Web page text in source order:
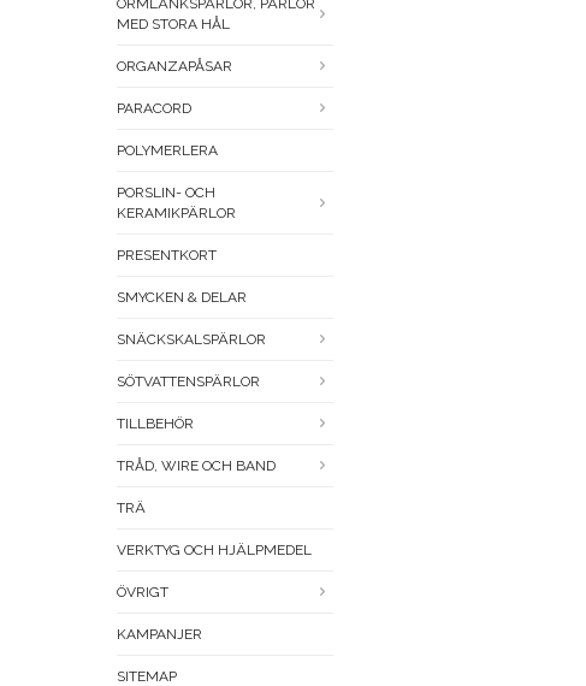
ORMLÄNKSPÄRLOR, PÄRLOR
MED STORA HÅL
ORGANZAPÅSAR
PARACORD
POLYMERLERA
PORSLIN- OCH
KERAMIKPÄRLOR
PRESENTKORT
SMYCKEN & DELAR
SNÄCKSKALSPÄRLOR
SÖTVATTENSPÄRLOR
TILLBEHÖR
TRÅD, WIRE OCH BAND
TRÄ
VERKTYG OCH HJÄLPMEDEL
ÖVRIGT
KAMPANJER
SITEMAP